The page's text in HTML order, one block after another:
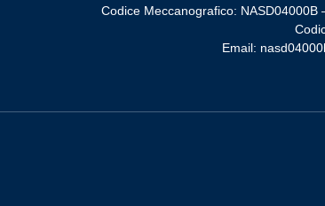
Codice Meccanografico:
Email: